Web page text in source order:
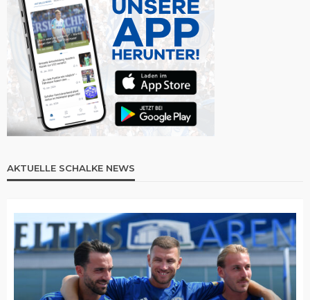
AKTUELLE SCHALKE NEWS